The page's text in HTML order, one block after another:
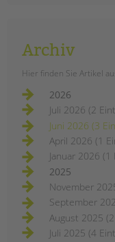
Archiv
Hier finden Sie Artikel
2026
Juli 2026 (2
Juni 2026 (3
April 2026 (1
Januar 2026 (1
2025
November
September
August 2025
Juli 2025 (4